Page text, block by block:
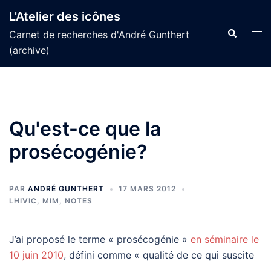
au
contenu
L'Atelier des icônes
Carnet de recherches d'André Gunthert
(archive)
Qu'est-ce que la
prosécogénie?
PAR ANDRÉ GUNTHERT
17 MARS 2012
LHIVIC , MIM , NOTES
J’ai proposé le terme « prosécogénie » en séminaire le
10 juin 2010, défini comme « qualité de ce qui suscite